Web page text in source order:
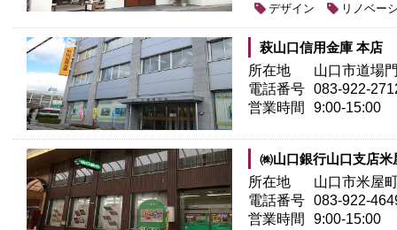
デザイン リノベー
萩山口信用金庫 本店
所在地
山口市道場
電話番号 083-922-
営業時間
9:00-15:00
㈱山口銀行山口支店米
所在地
山口市米屋
電話番号 083-922-
営業時間
9:00-15:00